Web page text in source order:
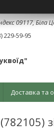
09117, Біла
229-59-95
Доставка та